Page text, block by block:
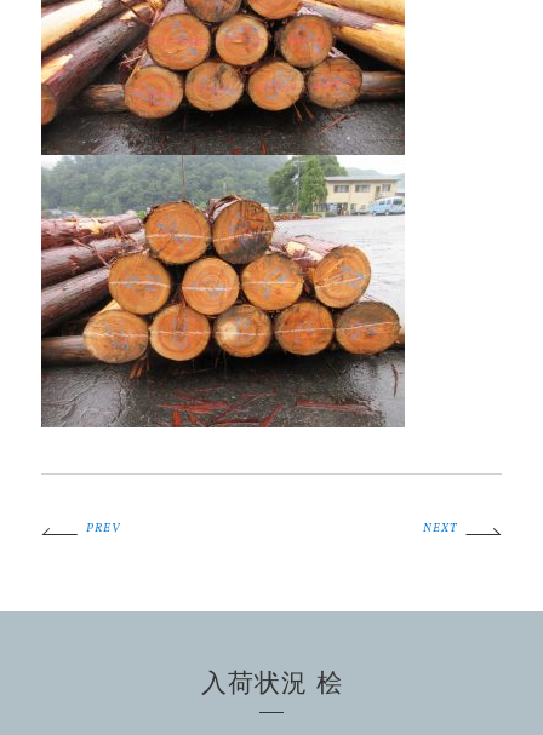
PREV NEXT
入荷状況 桧